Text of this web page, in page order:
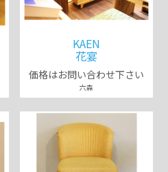
KAEN
花宴
価格はお問い合わせ下さい
六森